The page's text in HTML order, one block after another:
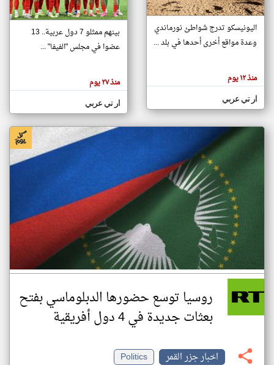
تغيير الدولة
اخبار جزر القمر على مدار الساعة
أهم اخبار جزر القمر العاجلة والمباشرة
هنا عن
وجهة
كاتبيها.
اليونيسكو تدرج شواطئ نورماندي
وعدة مواقع أخرى أحدها في بلد ...
منذ ١٢ يوم
ار تي عربي
بينهم ممثلو 7 دول عربية.. 13
عضوا في مجلس "الفيفا" ...
منذ ٢٧ يوم
ار تي عربي
روسيا توسع حضورها الدبلوماسي بفتح
بعثات جديدة في 4 دول أفريقية
اخبار جزر القمر
Politics
klyoum.com